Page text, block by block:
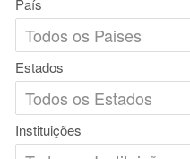
País
Estados
Instituições